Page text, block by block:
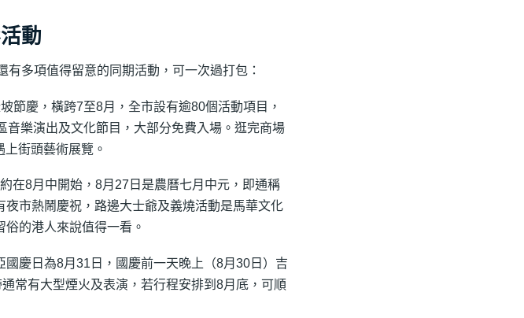
動
多項值得留意的同期活動，可一次過打包：
節慶，橫跨7至8月，全市設有逾80個活動項目，
音樂演出及文化節目，大部分免費入場。逛完商場
街頭藝術展覽。
在8月中開始，8月27日是農曆七月中元，即通稱
夜市熱鬧慶祝，路邊大士爺及義燒活動是馬華文化
的港人來說值得一看。
國慶日為8月31日，國慶前一天晚上（8月30日）吉
常有大型煙火及表演，若行程安排到8月底，可順